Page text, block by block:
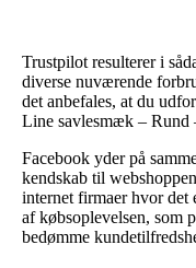
Trustpilot resulterer i
diverse nuværende
det anbefales, at du
Line savlesmæk – Rund
Facebook yder på
kendskab til
internet firmaer hvor det
af købsoplevelsen, som
bedømme